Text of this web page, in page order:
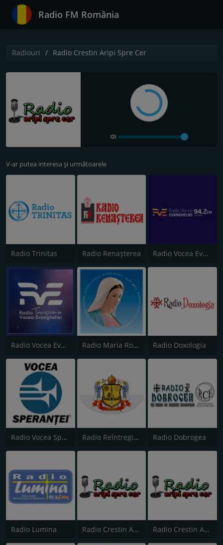
Radio FM România
Radiouri Radio Crestin Aripi Spre Cer
V-ar putea interesa și următoarele
Radio Trinitas Radio Renașterea Radio Vocea Evangheliei - Suceava
Radio Vocea Evangheliei Timişoara Radio Maria Romania Radio Doxologia
Radio Vocea Speranţei Radio Reîntregirea Radio Dobrogea
Radio Lumina Radio Crestin Aripi Spre Cer Predici Radio Crestin Aripi Spre Cer International